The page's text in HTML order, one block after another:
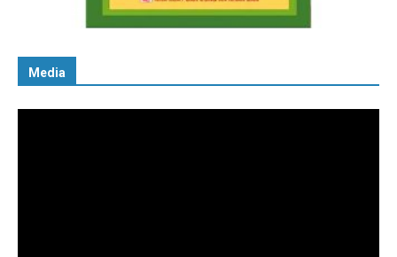
16/01/2026
Media